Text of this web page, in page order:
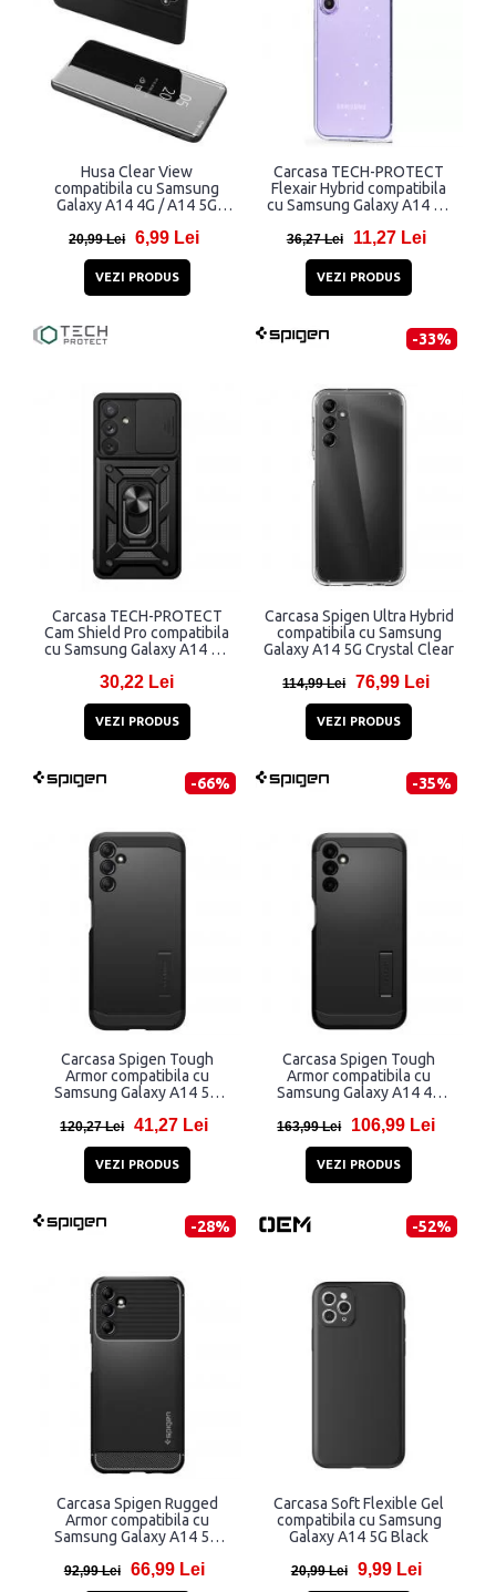
Husa Clear View
compatibila cu Samsung
Galaxy A14 4G / A14 5G
20,99 Lei 6,99 Lei
VEZI PRODUS
Carcasa TECH-PROTECT
Flexair Hybrid compatibila
cu Samsung Galaxy A14 4G
36,27 Lei 11,27 Lei
VEZI PRODUS
Carcasa TECH-PROTECT
Cam Shield Pro compatibila
cu Samsung Galaxy A14 4G
30,22 Lei
VEZI PRODUS
-33%
Carcasa Spigen Ultra Hybrid
compatibila cu Samsung
Galaxy A14 5G Crystal Clear
114,99 Lei 76,99 Lei
VEZI PRODUS
-66%
Carcasa Spigen Tough
Armor compatibila cu
Samsung Galaxy A14 5G
120,27 Lei 41,27 Lei
VEZI PRODUS
-35%
Carcasa Spigen Tough
Armor compatibila cu
Samsung Galaxy A14 4G
163,99 Lei 106,99 Lei
VEZI PRODUS
-28%
Carcasa Spigen Rugged
Armor compatibila cu
Samsung Galaxy A14 5G
92,99 Lei 66,99 Lei
-52%
Carcasa Soft Flexible Gel
compatibila cu Samsung
Galaxy A14 5G Black
20,99 Lei 9,99 Lei